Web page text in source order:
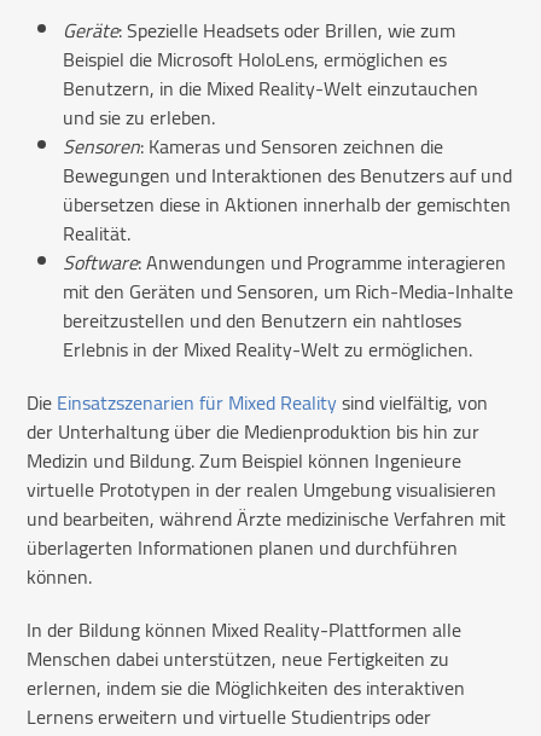
Geräte: Spezielle Headsets oder Brillen, wie zum
Beispiel die Microsoft HoloLens, ermöglichen es
Benutzern, in die Mixed Reality-Welt einzutauchen
und sie zu erleben.
Sensoren: Kameras und Sensoren zeichnen die
Bewegungen und Interaktionen des Benutzers auf und
übersetzen diese in Aktionen innerhalb der gemischten
Realität.
Software: Anwendungen und Programme interagieren
mit den Geräten und Sensoren, um Rich-Media-Inhalte
bereitzustellen und den Benutzern ein nahtloses
Erlebnis in der Mixed Reality-Welt zu ermöglichen.
DieEinsatzszenarien für Mixed Realitysind vielfältig, von
der Unterhaltung über die Medienproduktion bis hin zur
Medizin und Bildung. Zum Beispiel können Ingenieure
virtuelle Prototypen in der realen Umgebung visualisieren
und bearbeiten, während Ärzte medizinische Verfahren mit
überlagerten Informationen planen und durchführen
können.
In der Bildung können Mixed Reality-Plattformen alle
Menschen dabei unterstützen, neue Fertigkeiten zu
erlernen, indem sie die Möglichkeiten des interaktiven
Lernens erweitern und virtuelle Studientrips oder